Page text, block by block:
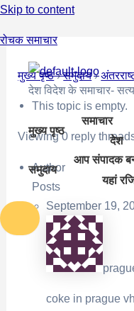
Skip to content
रोचक समाचार
देश विदेश के समाचार-
मुख्य पृष्ठ
समाचार
देश
समुदाय
आप संपादक
यहां
मुख्य पृष्ठ › समुदाय ›
This topic is empty.
Viewing 0 reply
Author
Posts
September 19,
coke in prague